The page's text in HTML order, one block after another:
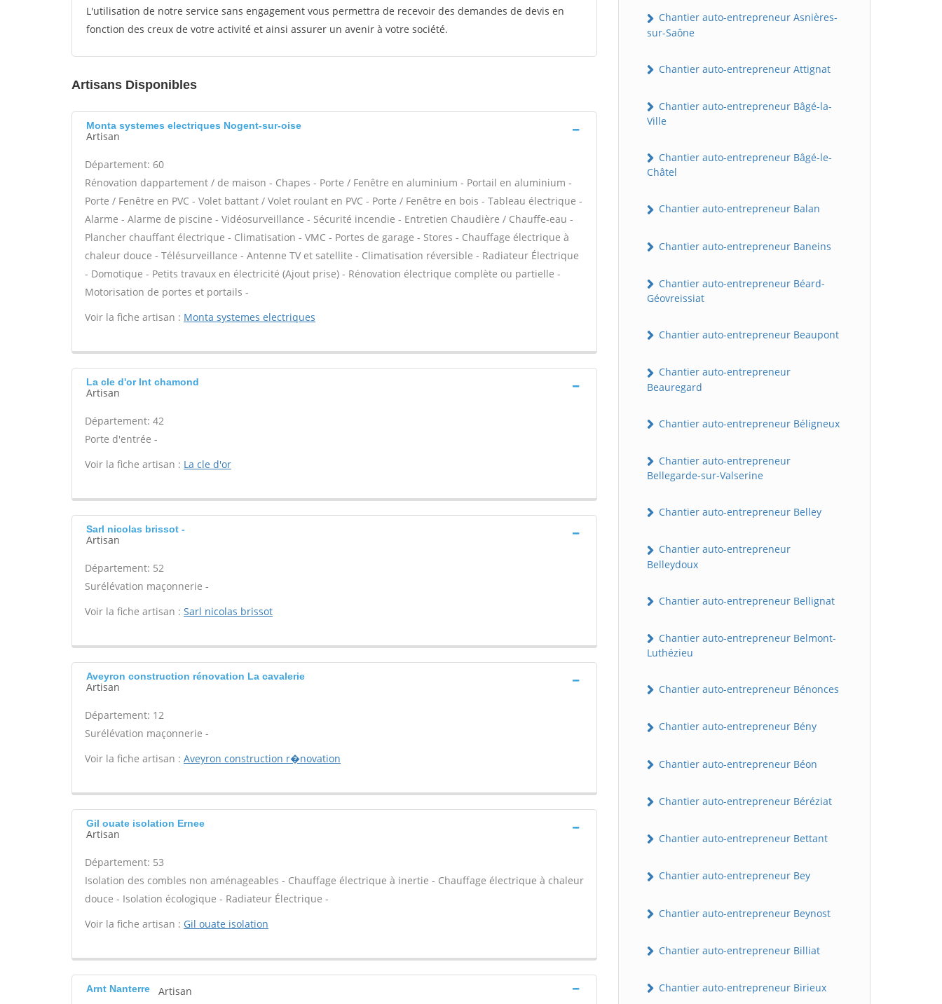
L'utilisation de notre service sans engagement vous permettra de recevoir des demandes de devis en
fonction des creux de votre activité et ainsi assurer un avenir à votre société.
Artisans Disponibles
Monta systemes electriques Nogent-sur-oise
Artisan
Département: 60
Rénovation dappartement / de maison - Chapes - Porte / Fenêtre en aluminium - Portail en aluminium -
Porte / Fenêtre en PVC - Volet battant / Volet roulant en PVC - Porte / Fenêtre en bois - Tableau électrique -
Alarme - Alarme de piscine - Vidéosurveillance - Sécurité incendie - Entretien Chaudière / Chauffe-eau -
Plancher chauffant électrique - Climatisation - VMC - Portes de garage - Stores - Chauffage électrique à
chaleur douce - Télésurveillance - Antenne TV et satellite - Climatisation réversible - Radiateur Électrique
- Domotique - Petits travaux en électricité (Ajout prise) - Rénovation électrique complète ou partielle -
Motorisation de portes et portails -
Voir la fiche artisan : Monta systemes electriques
La cle d'or Int chamond
Artisan
Département: 42
Porte d'entrée -
Voir la fiche artisan : La cle d'or
Sarl nicolas brissot -
Artisan
Département: 52
Surélévation maçonnerie -
Voir la fiche artisan : Sarl nicolas brissot
Aveyron construction rénovation La cavalerie
Artisan
Département: 12
Surélévation maçonnerie -
Voir la fiche artisan : Aveyron construction r�novation
Gil ouate isolation Ernee
Artisan
Département: 53
Isolation des combles non aménageables - Chauffage électrique à inertie - Chauffage électrique à chaleur
douce - Isolation écologique - Radiateur Électrique -
Voir la fiche artisan : Gil ouate isolation
Arnt Nanterre Artisan
Chantier auto-entrepreneur Asnières-
sur-Saône
Chantier auto-entrepreneur Attignat
Chantier auto-entrepreneur Bâgé-la-
Ville
Chantier auto-entrepreneur Bâgé-le-
Châtel
Chantier auto-entrepreneur Balan
Chantier auto-entrepreneur Baneins
Chantier auto-entrepreneur Béard-
Géovreissiat
Chantier auto-entrepreneur Beaupont
Chantier auto-entrepreneur
Beauregard
Chantier auto-entrepreneur Béligneux
Chantier auto-entrepreneur
Bellegarde-sur-Valserine
Chantier auto-entrepreneur Belley
Chantier auto-entrepreneur
Belleydoux
Chantier auto-entrepreneur Bellignat
Chantier auto-entrepreneur Belmont-
Luthézieu
Chantier auto-entrepreneur Bénonces
Chantier auto-entrepreneur Bény
Chantier auto-entrepreneur Béon
Chantier auto-entrepreneur Béréziat
Chantier auto-entrepreneur Bettant
Chantier auto-entrepreneur Bey
Chantier auto-entrepreneur Beynost
Chantier auto-entrepreneur Billiat
Chantier auto-entrepreneur Birieux